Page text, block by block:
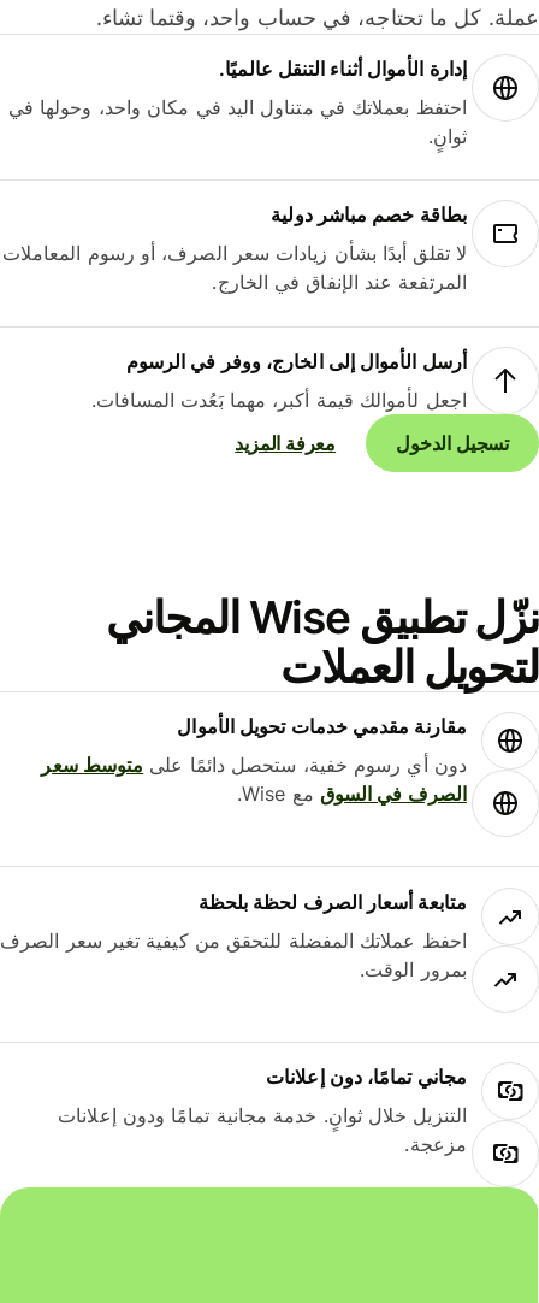
كل ما تحتاجه، في حساب واحد، وقتما تشاء.
إدارة الأموال أثناء التنقل عالميًا.
احتفظ بعملاتك في متناول اليد في مكان واحد، وحولها في
ثوانٍ.
بطاقة خصم مباشر دولية
لا تقلق أبدًا بشأن زيادات سعر الصرف، أو رسوم المعاملات
المرتفعة عند الإنفاق في الخارج.
أرسل الأموال إلى الخارج، ووفر في الرسوم
اجعل لأموالك قيمة أكبر، مهما بَعُدت المسافات.
تسجيل الدخول
معرفة المزيد
نزّل تطبيق Wise المجاني
العملات
مقارنة مقدمي خدمات تحويل الأموال
دون أي رسوم خفية، ستحصل دائمًا علىمتوسط ​​سعر
الصرف في السوقمع Wise.
متابعة أسعار الصرف لحظة بلحظة
احفظ عملاتك المفضلة للتحقق من كيفية تغير سعر الصرف
بمرور الوقت.
مجاني تمامًا، دون إعلانات
التنزيل خلال ثوانٍ. خدمة مجانية تمامًا ودون إعلانات
مزعجة.